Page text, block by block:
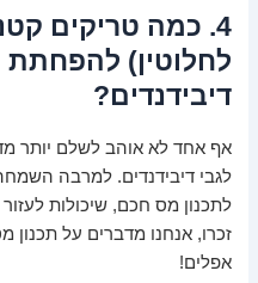
4. כמה טריקים
לחלוטין)
דיבידנדים?
אף אחד לא אוהב לשלם יותר
לגבי דיבידנדים. למרבה
לתכנון מס חכם, שיכולות
זכרו, אנחנו מדברים על תכנון
אפלים!